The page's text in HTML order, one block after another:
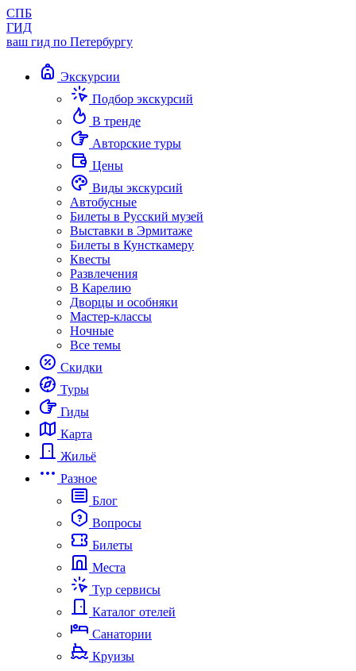
СПБ
ГИД
ваш гид по Петербургу
Экскурсии
Подбор экскурсий
В тренде
Авторские туры
Цены
Виды экскурсий
Автобусные
Билеты в Русский музей
Выставки в Эрмитаже
Билеты в Кунсткамеру
Квесты
Развлечения
В Карелию
Дворцы и особняки
Мастер-классы
Ночные
Все темы
Скидки
Туры
Гиды
Карта
Жильё
Разное
Блог
Вопросы
Билеты
Места
Тур сервисы
Каталог отелей
Санатории
Круизы